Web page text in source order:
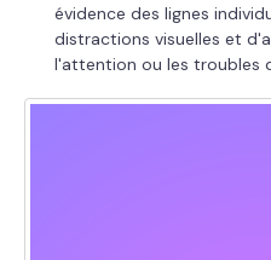
évidence des lignes
distractions visuelles et
l'attention ou les troubles